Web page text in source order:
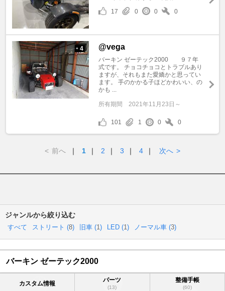
17
0 0 0
+ 4 @vega
バーキン ゼーテック2000 ９７年
式です。 チョコチョコとトラブルあり
ますが、それもまた愛嬌かと思ってい
ます。 手のかかる子ほどかわいい、の
かも ...
所有期間 2021年11月23日～
101 1 0 0
< 前へ ｜ 1 ｜ 2 ｜ 3 ｜ 4 ｜ 次へ >
ジャンルから絞り込む
すべて ストリート (8) 旧車 (1) LED (1) ノーマル車 (3)
バーキン ゼーテック2000
カスタム情報 パーツ
(13)
整備手帳
(60)